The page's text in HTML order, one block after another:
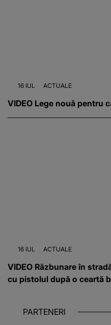
16 IUL ACTUALE
VIDEO Lege nouă pentru
16 IUL ACTUALE
VIDEO Răzbunare în
cu pistolul după o ceartă
PARTENERI